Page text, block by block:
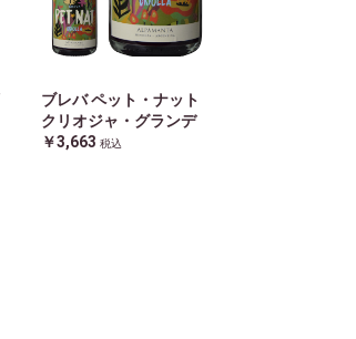
ブレバ ペット・ナット
クリオジャ・グランデ
￥3,663 税込